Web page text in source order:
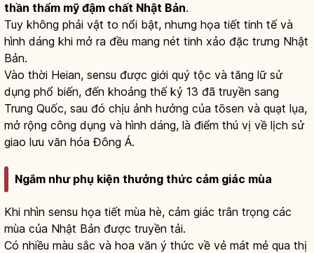
thần thẩm mỹ đậm chất Nhật Bản.
Tuy không phải vật to nổi bật, nhưng họa tiết tinh tế và
hình dáng khi mở ra đều mang nét tinh xảo đặc trưng Nhật
Bản.
Vào thời Heian, sensu được giới quý tộc và tăng lữ sử
dụng phổ biến, đến khoảng thế kỷ 13 đã truyền sang
Trung Quốc, sau đó chịu ảnh hưởng của tōsen và quạt lụa,
mở rộng công dụng và hình dáng, là điểm thú vị về lịch sử
giao lưu văn hóa Đông Á.
Ngắm như phụ kiện thưởng thức cảm giác mùa
Khi nhìn sensu họa tiết mùa hè, cảm giác trân trọng các
mùa của Nhật Bản được truyền tải.
Có nhiều màu sắc và hoa văn ý thức về vẻ mát mẻ qua thị